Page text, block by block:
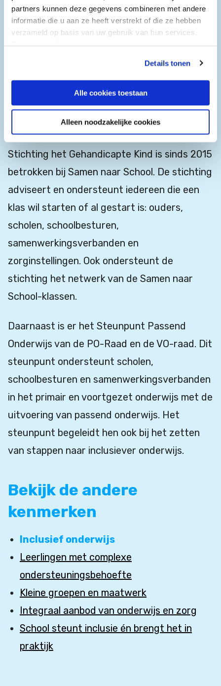
partners kunnen deze gegevens combineren met andere
informatie die u aan ze heeft verstrekt of die ze hebben
verzameld op basis van uw gebruik van hun services.
Details tonen
Alle cookies toestaan
Alleen noodzakelijke cookies
de kans op onderwijs en zorg op maat in hun
eigen buurt.
Gehandicapte Kind en
Steunpunt Passend
Onderwijs
Stichting het Gehandicapte Kind is sinds 2015
betrokken bij Samen naar School. De stichting
adviseert en ondersteunt iedereen die een
klas wil starten of al gestart is: ouders,
scholen, schoolbesturen,
samenwerkingsverbanden en
zorginstellingen. Ook ondersteunt de
stichting het netwerk van de Samen naar
School-klassen.
Daarnaast is er het Steunpunt Passend
Onderwijs van de PO-Raad en de VO-raad. Dit
steunpunt ondersteunt scholen,
schoolbesturen en samenwerkingsverbanden
in het primair en voortgezet onderwijs met de
uitvoering van passend onderwijs. Het
steunpunt begeleidt hen ook bij het zetten
van stappen naar inclusiever onderwijs.
Bekijk de andere
kenmerken
Inclusief onderwijs
Leerlingen met complexe
ondersteuningsbehoefte
Kleine groepen en maatwerk
Integraal aanbod van onderwijs en zorg
School steunt inclusie én brengt het in
praktijk